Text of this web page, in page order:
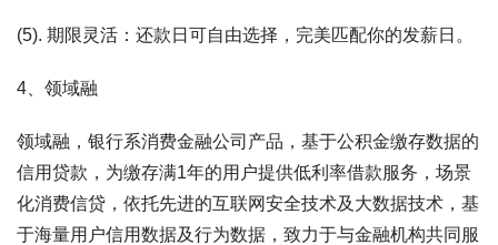
(5). 期限灵活：还款日可自由选择，完美匹配你的发薪日。
4、领域融
领域融，银行系消费金融公司产品，基于公积金缴存数据的
信用贷款，为缴存满1年的用户提供低利率借款服务，场景
化消费信贷，依托先进的互联网安全技术及大数据技术，基
于海量用户信用数据及行为数据，致力于与金融机构共同服